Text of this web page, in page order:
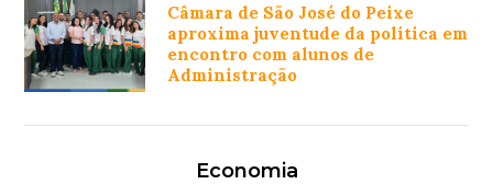
Câmara de São José do Peixe
aproxima juventude da política em
encontro com alunos de
Administração
Economia